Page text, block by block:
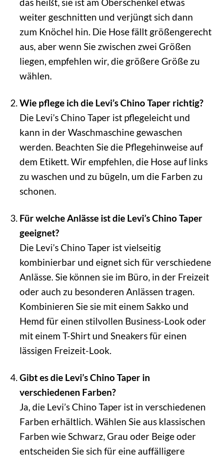
weiter geschnitten und verjüngt sich dann
zum Knöchel hin. Die Hose fällt größengerecht
aus, aber wenn Sie zwischen zwei Größen
liegen, empfehlen wir, die größere Größe zu
wählen.
Wie pflege ich die Levi’s Chino Taper richtig?
Die Levi’s Chino Taper ist pflegeleicht und
kann in der Waschmaschine gewaschen
werden. Beachten Sie die Pflegehinweise auf
dem Etikett. Wir empfehlen, die Hose auf links
zu waschen und zu bügeln, um die Farben zu
schonen.
Für welche Anlässe ist die Levi’s Chino Taper
geeignet?
Die Levi’s Chino Taper ist vielseitig
kombinierbar und eignet sich für verschiedene
Anlässe. Sie können sie im Büro, in der Freizeit
oder auch zu besonderen Anlässen tragen.
Kombinieren Sie sie mit einem Sakko und
Hemd für einen stilvollen Business-Look oder
mit einem T-Shirt und Sneakers für einen
lässigen Freizeit-Look.
Gibt es die Levi’s Chino Taper in
verschiedenen Farben?
Ja, die Levi’s Chino Taper ist in verschiedenen
Farben erhältlich. Wählen Sie aus klassischen
Farben wie Schwarz, Grau oder Beige oder
entscheiden Sie sich für eine auffälligere